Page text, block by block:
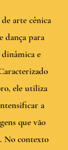
arte cênica
dança para
e
ele utiliza
a
que vão
No contexto